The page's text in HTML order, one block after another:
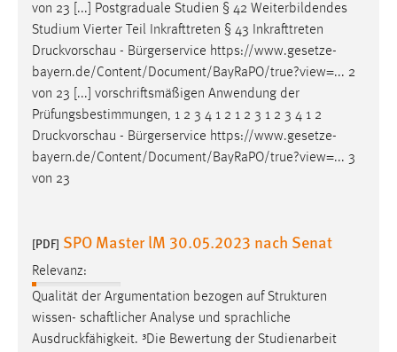
von 23 [...] Postgraduale Studien § 42 Weiterbildendes
Studium Vierter Teil Inkrafttreten § 43 Inkrafttreten
Druckvorschau - Bürgerservice https://www.gesetze-
bayern.de/Content/Document/BayRaPO/true?view=... 2
von 23 [...] vorschriftsmäßigen Anwendung der
Prüfungsbestimmungen, 1 2 3 4 1 2 1 2 3 1 2 3 4 1 2
Druckvorschau - Bürgerservice https://www.gesetze-
bayern.de/Content/Document/BayRaPO/true?view=... 3
von 23
[PDF] SPO Master lM 30.05.2023 nach Senat
Relevanz:
Qualität der Argumentation bezogen auf Strukturen
wissen- schaftlicher Analyse und sprachliche
Ausdruckfähigkeit. ³Die Bewertung der Studienarbeit
Chat
Name:
MibewSessionID, MIBEW_UserID, mibew_locale, mibew-
Zweck:
Wird benötigt um die Chatfunktion nutzen zu können.
MibewSessionID, mibew-chat-frame-style-
Login
Name:
fe_user, be_user, be_lastLoginProvider